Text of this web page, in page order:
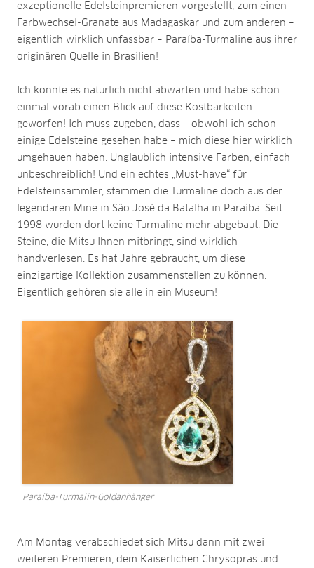
exzeptionelle Edelsteinpremieren vorgestellt, zum einen
Farbwechsel-Granate aus Madagaskar und zum anderen –
eigentlich wirklich unfassbar – Paraíba-Turmaline aus ihrer
originären Quelle in Brasilien!
Ich konnte es natürlich nicht abwarten und habe schon
einmal vorab einen Blick auf diese Kostbarkeiten
geworfen! Ich muss zugeben, dass – obwohl ich schon
einige Edelsteine gesehen habe – mich diese hier wirklich
umgehauen haben. Unglaublich intensive Farben, einfach
unbeschreiblich! Und ein echtes „Must-have“ für
Edelsteinsammler, stammen die Turmaline doch aus der
legendären Mine in São José da Batalha in Paraíba. Seit
1998 wurden dort keine Turmaline mehr abgebaut. Die
Steine, die Mitsu Ihnen mitbringt, sind wirklich
handverlesen. Es hat Jahre gebraucht, um diese
einzigartige Kollektion zusammenstellen zu können.
Eigentlich gehören sie alle in ein Museum!
Paraíba-Turmalin-Goldanhänger
Am Montag verabschiedet sich Mitsu dann mit zwei
weiteren Premieren, dem Kaiserlichen Chrysopras und